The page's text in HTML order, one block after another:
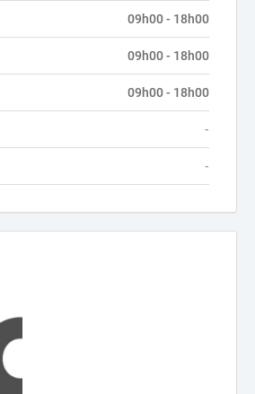
09h00 - 18h00
09h00 - 18h00
09h00 - 18h00
-
-